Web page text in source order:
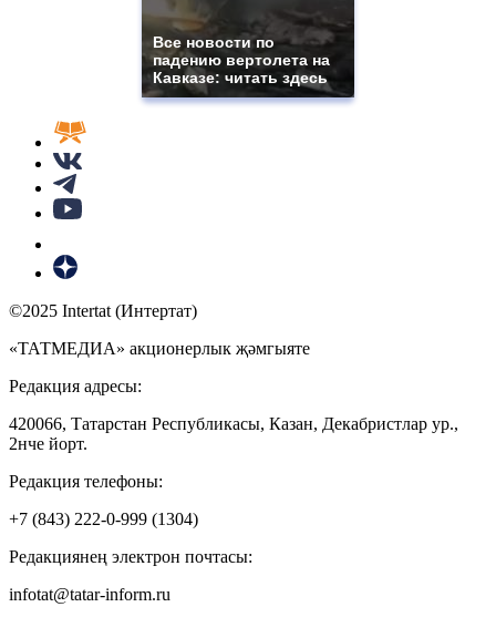
Все новости по
падению вертолета на
Кавказе: читать здесь
©2025 Intertat (Интертат)
«ТАТМЕДИА» акционерлык җәмгыяте
Редакция адресы:
420066, Татарстан Республикасы, Казан, Декабристлар ур.,
2нче йорт.
Редакция телефоны:
+7 (843) 222-0-999 (1304)
Редакциянең электрон почтасы:
infotat@tatar-inform.ru